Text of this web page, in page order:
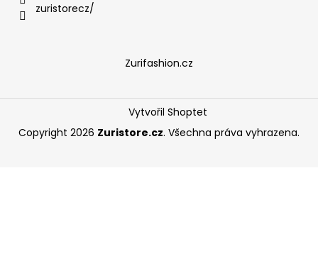
zuristorecz/
Zurifashion.cz
Vytvořil Shoptet
Copyright 2026 Zuristore.cz. Všechna práva vyhrazena.